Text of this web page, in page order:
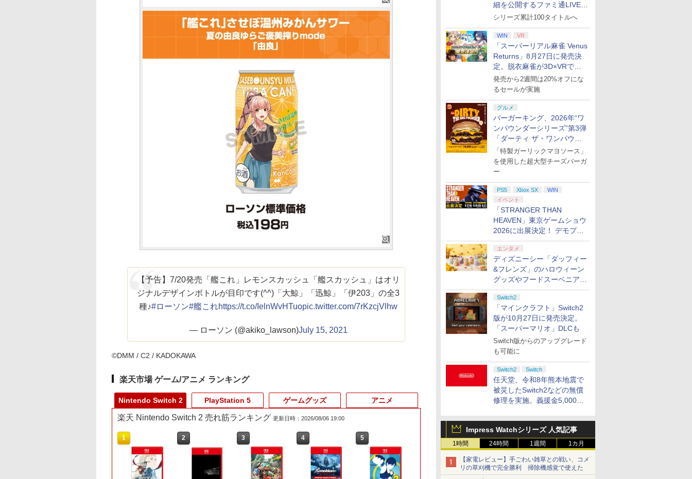
細を公開するファミ通LIVEが
8月27日20時から配信
シリーズ累計100タイトルへ
WIN VR
「スーパーリアル麻雀 Venus
Returns」8月27日に発売決
定。脱衣麻雀が3D×VRで復
活
発売から2週間は20%オフにな
るセールが実施
グルメ
バーガーキング、2026年“ワ
ンパウンダーシリーズ”第3弾
「ダーティ ザ・ワンパウン
ダー」を8月7日発売
「特製ガーリックマヨソース」
を使用した超大型チーズバーガ
ー
PS5 Xbox SX
WIN
イベント
「STRANGER THAN
HEAVEN」東京ゲームショウ
2026に出展決定！ デモプレ
イや体験型展示も
エンタメ
ディズニーシー「ダッフィー
&フレンズ」のハロウィーン
グッズやフードスーベニアが
8月25日より発売
Switch2
「マインクラフト」Switch2
版が10月27日に発売決定。
「スーパーマリオ」DLCも
Switch版からのアップグレード
も可能に
Switch2 Switch
任天堂、令和8年熊本地震で
被災したSwitch2などの無償
修理を実施。義援金5,000万
Impress Watchシリーズ 人気記事
1時間 24時間 1週間 1カ月
【家電レビュー】手ごわい雑草との戦い、コメ
リの草刈機で完全勝利 掃除機感覚で使えた
【予告】7/20発売「艦これ」レモンスカッシュ「艦スカッシュ」はオリ
ジナルデザインボトルが目印です(^^)「大鯨」「迅鯨」「伊203」の全3
種♪#ローソン#艦これhttps://t.co/IelnWvHTuopic.twitter.com/7rKzcjVlhw
— ローソン (@akiko_lawson)July 15, 2021
©DMM / C2 / KADOKAWA
楽天市場 ゲーム/アニメ ランキング
Nintendo Switch 2
楽天 Nintendo Switch 2 売れ筋ランキング 更新日時：2026/08/06 19:00
1 2 3 4 5 7 8
PlayStation 5 ゲームグッズ アニメ